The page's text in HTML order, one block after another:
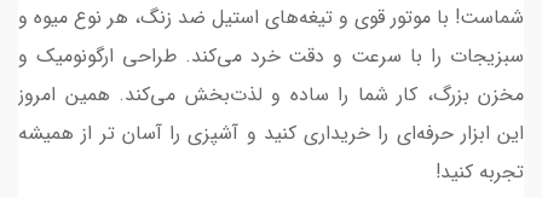
شماست! با موتور قوی و تیغه‌های استیل ضد زنگ، هر نوع میوه و
سبزیجات را با سرعت و دقت خرد می‌کند. طراحی ارگونومیک و
مخزن بزرگ، کار شما را ساده و لذت‌بخش می‌کند. همین امروز
این ابزار حرفه‌ای را خریداری کنید و آشپزی را آسان تر از همیشه
تجربه کنید!